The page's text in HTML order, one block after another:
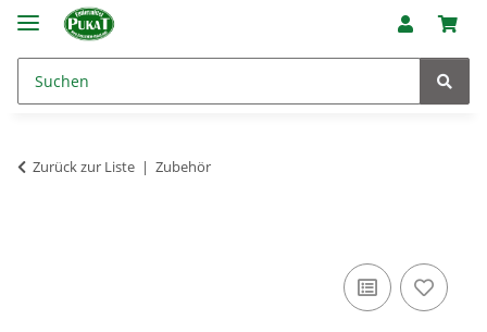
Zurück zur Liste Zubehör